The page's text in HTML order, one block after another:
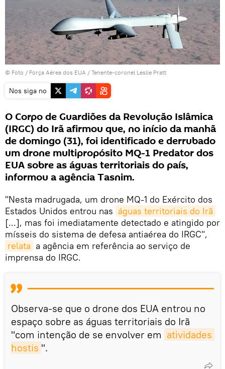
© Foto / Força Aérea dos EUA / Tenente-coronel Leslie Pratt
Nos siga no
O Corpo de Guardiões da Revolução Islâmica
(IRGC) do Irã afirmou que, no início da manhã
de domingo (31), foi identificado e derrubado
um drone multipropósito MQ-1 Predator dos
EUA sobre as águas territoriais do país,
informou a agência Tasnim.
"Nesta madrugada, um drone MQ-1 do Exército dos
Estados Unidos entrou nas águas territoriais do Irã
[...], mas foi imediatamente detectado e atingido por
mísseis do sistema de defesa antiaérea do IRGC",
relata a agência em referência ao serviço de
imprensa do IRGC.
Observa-se que o drone dos EUA entrou no
espaço sobre as águas territoriais do Irã
"com intenção de se envolver em atividades
hostis ".